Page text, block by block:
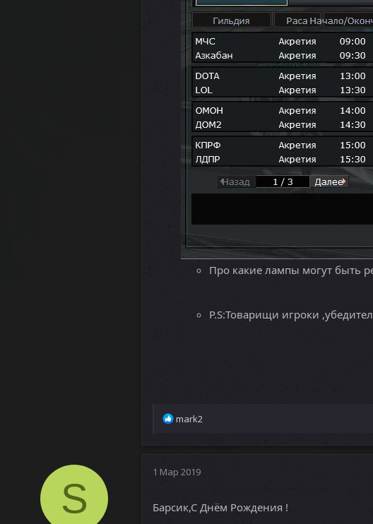
Про какие лампы могут быть
P.S:Товарищи игроки
Р
а
ц
:
mark2
S
1 Мар 2019
Барсик,С Днём Рождения !